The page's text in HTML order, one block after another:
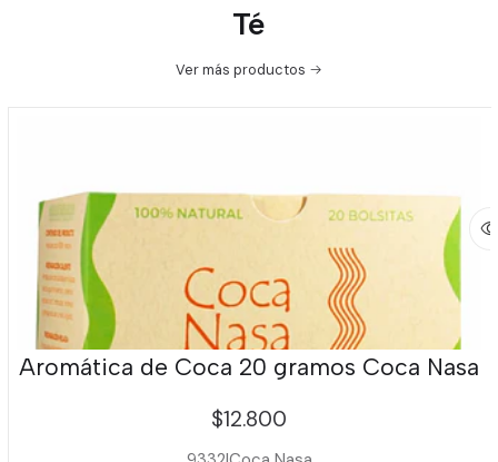
Té
Ver más productos
Aromática de Coca 20 gramos Coca Nasa
$12.800